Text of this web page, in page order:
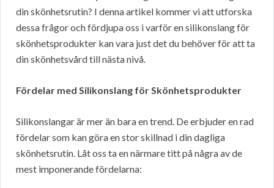
din skönhetsrutin? I denna artikel kommer vi att utforska
dessa frågor och fördjupa oss i varför en silikonslang för
skönhetsprodukter kan vara just det du behöver för att ta
din skönhetsvård till nästa nivå.
Fördelar med Silikonslang för Skönhetsprodukter
Silikonslangar är mer än bara en trend. De erbjuder en rad
fördelar som kan göra en stor skillnad i din dagliga
skönhetsrutin. Låt oss ta en närmare titt på några av de
mest imponerande fördelarna: